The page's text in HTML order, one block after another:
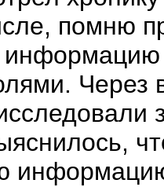
помню